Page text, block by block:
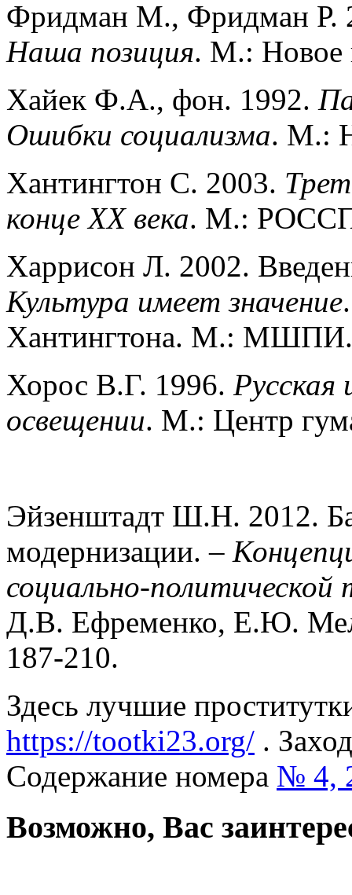
Фридман М., Фридман Р.
Наша позиция. М.: Новое
Хайек Ф.А., фон. 1992.
Ошибки социализма. М.:
Хантингтон С. 2003.
конце XX века. М.:
Харрисон Л. 2002.
Культура имеет значение
Хантингтона. М.:
Хорос В.Г. 1996. Русская
освещении. М.: Центр
Эйзенштадт Ш.Н. 2012.
модернизации. –
социально-политической
Д.В. Ефременко, Е.Ю.
187-210.
Здесь лучшие
https://tootki23.org/ .
Содержание номера № 4,
Возможно, Вас